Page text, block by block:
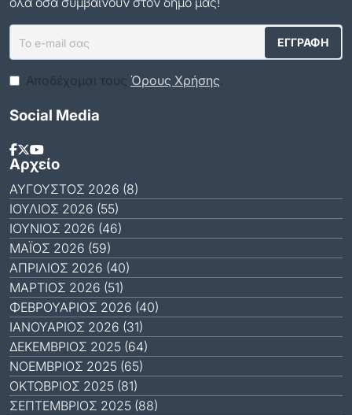
Αποδέχομαι τους Όρους Χρήσης.
Social Media
Αρχείο
ΑΎΓΟΥΣΤΟΣ 2026 (8)
ΙΟΎΛΙΟΣ 2026 (55)
ΙΟΎΝΙΟΣ 2026 (46)
ΜΆΙΟΣ 2026 (59)
ΑΠΡΊΛΙΟΣ 2026 (40)
ΜΆΡΤΙΟΣ 2026 (51)
ΦΕΒΡΟΥΆΡΙΟΣ 2026 (40)
ΙΑΝΟΥΆΡΙΟΣ 2026 (31)
ΔΕΚΈΜΒΡΙΟΣ 2025 (64)
ΝΟΈΜΒΡΙΟΣ 2025 (65)
ΟΚΤΏΒΡΙΟΣ 2025 (81)
ΣΕΠΤΈΜΒΡΙΟΣ 2025 (88)